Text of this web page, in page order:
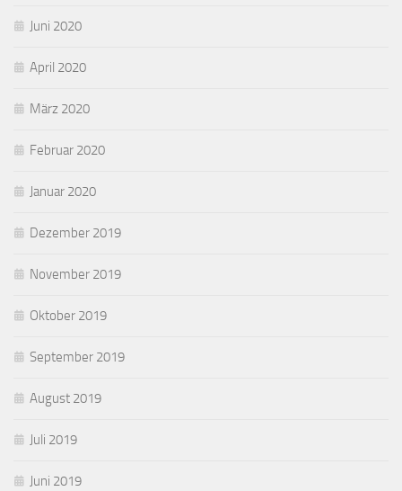
Juni 2020
April 2020
März 2020
Februar 2020
Januar 2020
Dezember 2019
November 2019
Oktober 2019
September 2019
August 2019
Juli 2019
Juni 2019